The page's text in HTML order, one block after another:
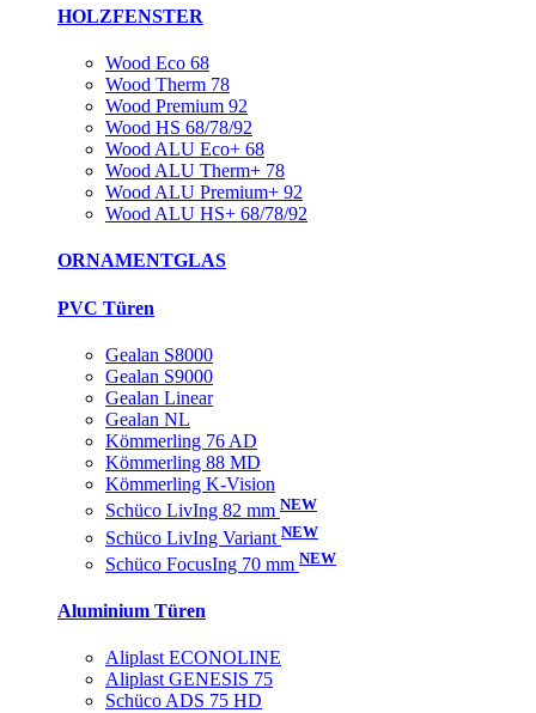
HOLZFENSTER
Wood Eco 68
Wood Therm 78
Wood Premium 92
Wood HS 68/78/92
Wood ALU Eco+ 68
Wood ALU Therm+ 78
Wood ALU Premium+ 92
Wood ALU HS+ 68/78/92
ORNAMENTGLAS
PVC Türen
Gealan S8000
Gealan S9000
Gealan Linear
Gealan NL
Kömmerling 76 AD
Kömmerling 88 MD
Kömmerling K-Vision
Schüco LivIng 82 mm NEW
Schüco LivIng Variant NEW
Schüco FocusIng 70 mm NEW
Aluminium Türen
Aliplast ECONOLINE
Aliplast GENESIS 75
Schüco ADS 75 HD